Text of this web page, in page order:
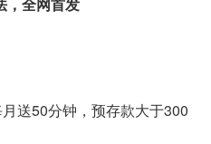
送50分钟，预存款大于300